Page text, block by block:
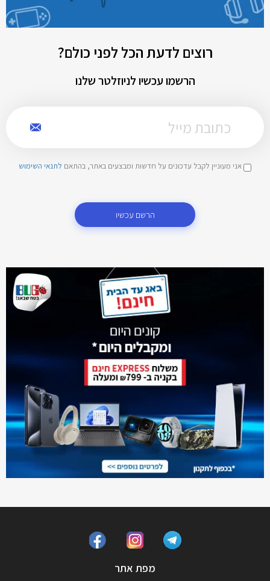
רוצים לדעת הכל לפני כולם?
הרשמו עכשיו לניוזלטר שלנו
אני מעוניין לקבל עדכונים על חדשות ומבצעים באתר, בהתאם לתנאי השימוש
הרשם עכשיו
מפת אתר